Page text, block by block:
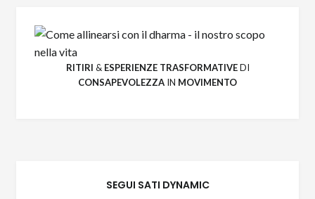
RITIRI & ESPERIENZE TRASFORMATIVEDI
CONSAPEVOLEZZA IN MOVIMENTO
SEGUI SATI DYNAMIC